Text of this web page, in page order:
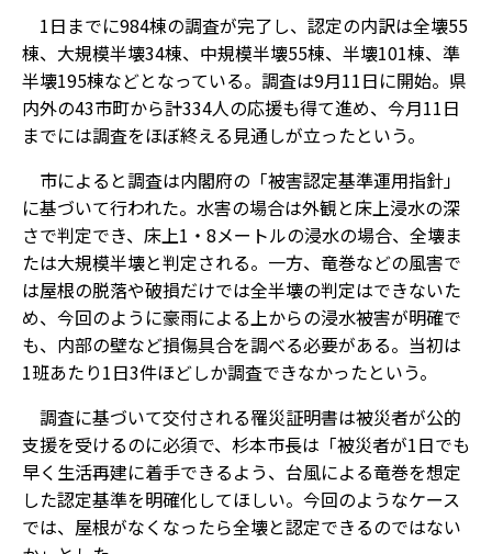
1日までに984棟の調査が完了し、認定の内訳は全壊55
棟、大規模半壊34棟、中規模半壊55棟、半壊101棟、準
半壊195棟などとなっている。調査は9月11日に開始。県
内外の43市町から計334人の応援も得て進め、今月11日
までには調査をほぼ終える見通しが立ったという。
市によると調査は内閣府の「被害認定基準運用指針」
に基づいて行われた。水害の場合は外観と床上浸水の深
さで判定でき、床上1・8メートルの浸水の場合、全壊ま
たは大規模半壊と判定される。一方、竜巻などの風害で
は屋根の脱落や破損だけでは全半壊の判定はできないた
め、今回のように豪雨による上からの浸水被害が明確で
も、内部の壁など損傷具合を調べる必要がある。当初は
1班あたり1日3件ほどしか調査できなかったという。
調査に基づいて交付される罹災証明書は被災者が公的
支援を受けるのに必須で、杉本市長は「被災者が1日でも
早く生活再建に着手できるよう、台風による竜巻を想定
した認定基準を明確化してほしい。今回のようなケース
では、屋根がなくなったら全壊と認定できるのではない